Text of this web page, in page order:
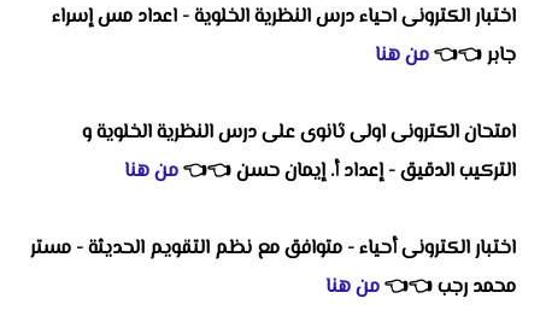
اختبار الكترونى احياء درس النظرية الخلوية - اعداد مس إسراء
جابر👈
👈من هنا
امتحان الكترونى اولى ثانوى على درس النظرية الخلوية و
التركيب الدقيق - إعداد أ. إيمان حسن👈
👈من هنا
اختبار الكترونى أحياء - متوافق مع نظم التقويم الحديثة - مستر
محمد رجب👈
👈من هنا